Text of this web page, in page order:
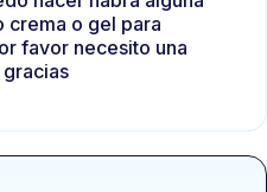
crema o gel para
favor necesito una